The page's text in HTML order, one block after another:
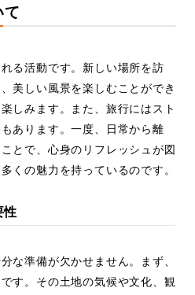
て
る活動です。新しい場所を訪
美しい風景を楽しむことができ
しみます。また、旅行にはスト
あります。一度、日常から離
とで、心身のリフレッシュが図
くの魅力を持っているのです。
性
な準備が欠かせません。まず、
す。その土地の気候や文化、観